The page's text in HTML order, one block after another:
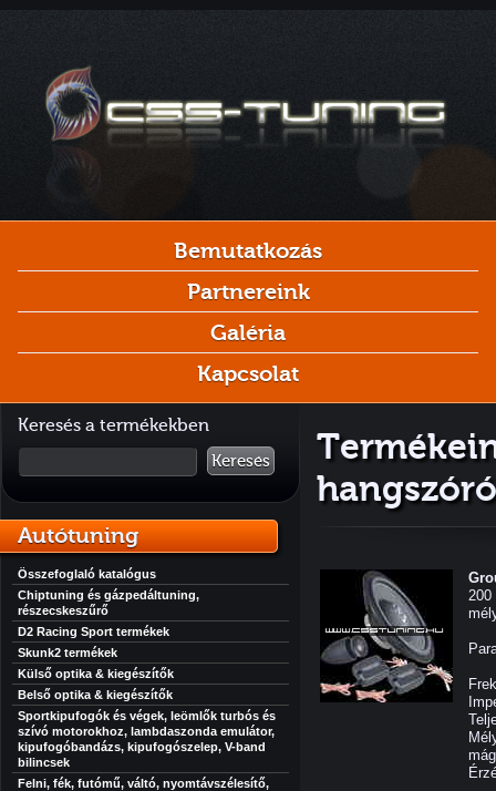
Bemutatkozás
Partnereink
Galéria
Kapcsolat
Keresés a termékekben
Keresés
Autótuning
Összefoglaló katalógus
Chiptuning és gázpedáltuning,
részecskeszűrő
D2 Racing Sport termékek
Skunk2 termékek
Külső optika & kiegészítők
Belső optika & kiegészítők
Sportkipufogók és végek, leömlők turbós és
szívó motorokhoz, lambdaszonda emulátor,
kipufogóbandázs, kipufogószelep, V-band
bilincsek
Felni, fék, futómű, váltó, nyomtávszélesítő,
200